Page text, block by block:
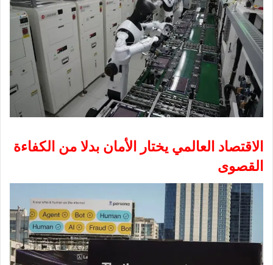
الاقتصاد العالمي يختار الأمان بدلا من الكفاءة
القصوى